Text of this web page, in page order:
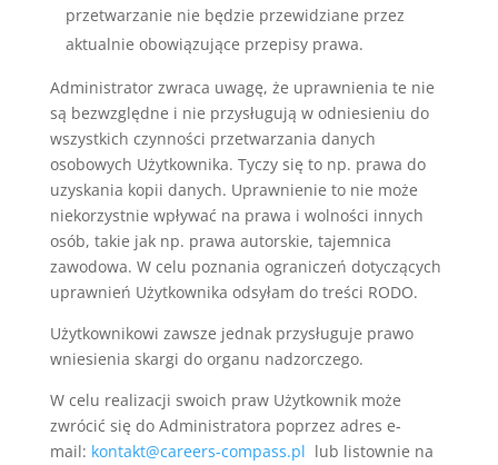
przetwarzanie nie będzie przewidziane przez
aktualnie obowiązujące przepisy prawa.
Administrator zwraca uwagę, że uprawnienia te nie
są bezwzględne i nie przysługują w odniesieniu do
wszystkich czynności przetwarzania danych
osobowych Użytkownika. Tyczy się to np. prawa do
uzyskania kopii danych. Uprawnienie to nie może
niekorzystnie wpływać na prawa i wolności innych
osób, takie jak np. prawa autorskie, tajemnica
zawodowa. W celu poznania ograniczeń dotyczących
uprawnień Użytkownika odsyłam do treści RODO.
Użytkownikowi zawsze jednak przysługuje prawo
wniesienia skargi do organu nadzorczego.
W celu realizacji swoich praw Użytkownik może
zwrócić się do Administratora poprzez adres e-
mail: kontakt@careers-compass.pl lub listownie na